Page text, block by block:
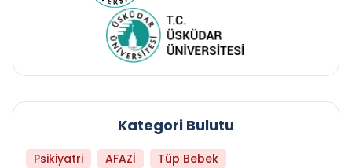
Kategori Bulutu
Psikiyatri AFAZİ
Tüp Bebek